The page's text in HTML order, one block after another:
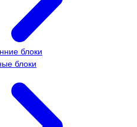
блоки
блоки